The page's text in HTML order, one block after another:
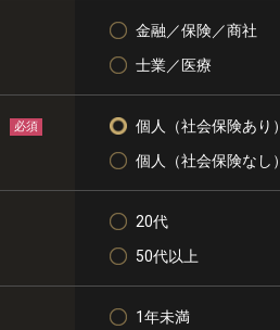
金融／保険／商社
士業／医療
必須 個人（社会保険あり）
個人（社会保険なし）
20代
50代以上
1年未満